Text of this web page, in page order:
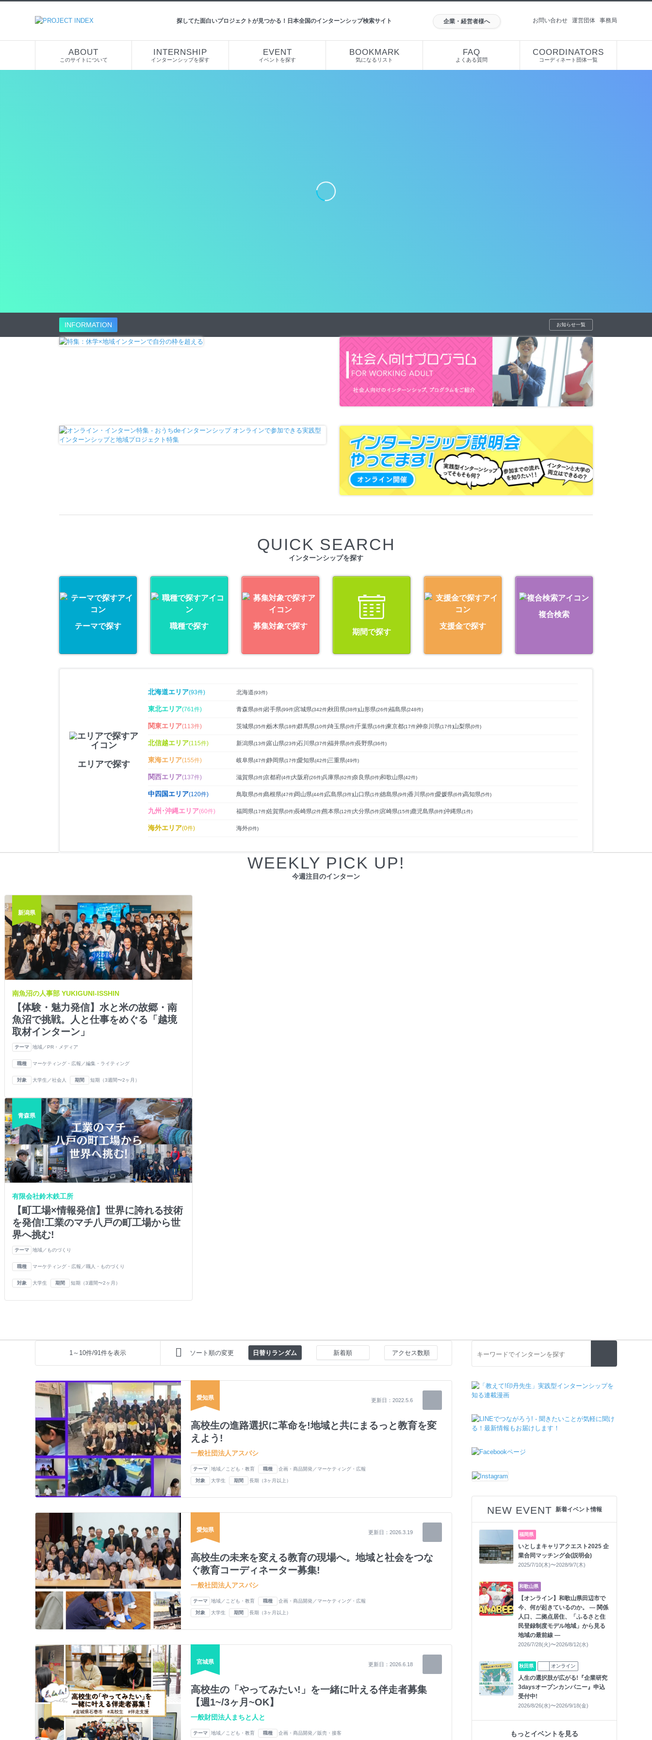
探してた面白いプロジェクトが見つかる！日本全国のインターンシップ検索サイト お問い合わせ 運営団体 事務局
企業・経営者様へ
ABOUT
このサイトについて
INTERNSHIP
インターンシップを探す
EVENT
イベントを探す
BOOKMARK
気になるリスト
FAQ
よくある質問
COORDINATORS
コーディネート団体一覧
INFORMATION お知らせ一覧
QUICK SEARCH
インターンシップを探す
テーマで探す 職種で探す 募集対象で探す
期間で探す
支援金で探す
複合検索
エリアで探す
北海道エリア(93件) 北海道(93件)
東北エリア(761件) 青森県(8件)岩手県(99件)宮城県(342件)秋田県(38件)山形県(26件)福島県(248件)
関東エリア(113件) 茨城県(35件)栃木県(18件)群馬県(10件)埼玉県(0件)千葉県(16件)東京都(17件)神奈川県(17件)山梨県(0件)
北信越エリア(115件) 新潟県(13件)富山県(23件)石川県(37件)福井県(6件)長野県(36件)
東海エリア(155件) 岐阜県(47件)静岡県(17件)愛知県(42件)三重県(49件)
関西エリア(137件) 滋賀県(3件)京都府(4件)大阪府(26件)兵庫県(62件)奈良県(0件)和歌山県(42件)
中四国エリア(120件) 鳥取県(5件)島根県(47件)岡山県(44件)広島県(3件)山口県(1件)徳島県(9件)香川県(0件)愛媛県(6件)高知県(5件)
九州･沖縄エリア(60件) 福岡県(17件)佐賀県(0件)長崎県(2件)熊本県(12件)大分県(5件)宮崎県(15件)鹿児島県(8件)沖縄県(1件)
海外エリア(0件) 海外(0件)
WEEKLY PICK UP!
今週注目のインターン
新潟県
南魚沼の人事部 YUKIGUNI-ISSHIN
【体験・魅力発信】水と米の故郷・南
魚沼で挑戦。人と仕事をめぐる「越境
取材インターン」
テーマ 地域／PR・メディア
職種 マーケティング・広報／編集・ライティング
対象 大学生／社会人 期間 短期（3週間〜2ヶ月）
青森県
有限会社鈴木鉄工所
【町工場×情報発信】世界に誇れる技術
を発信!工業のマチ八戸の町工場から世
界へ挑む!
テーマ 地域／ものづくり
職種 マーケティング・広報／職人・ものづくり
対象 大学生 期間 短期（3週間〜2ヶ月）
1～10件/91件を表示 ソート順の変更 日替りランダム 新着順 アクセス数順
愛知県
高校生の進路選択に革命を!地域と共にまるっと教育を変
えよう!
一般社団法人アスバシ
テーマ 地域／こども・教育 職種 企画・商品開発／マーケティング・広報
対象 大学生 期間 長期（3ヶ月以上）
更新日： 2022.5.6
愛知県
高校生の未来を変える教育の現場へ。地域と社会をつな
ぐ教育コーディネーター募集!
一般社団法人アスバシ
テーマ 地域／こども・教育 職種 企画・商品開発／マーケティング・広報
対象 大学生 期間 長期（3ヶ月以上）
更新日： 2026.3.19
宮城県
高校生の「やってみたい!」を一緒に叶える伴走者募集
【週1~/3ヶ月~OK】
一般財団法人まちと人と
テーマ 地域／こども・教育 職種 企画・商品開発／販売・接客
更新日： 2026.6.18
NEW EVENT 新着イベント情報
福岡県
いとしまキャリアクエスト2025 企
業合同マッチング会(説明会)
2025/7/10(木)〜2028/9/7(木)
和歌山県
【オンライン】和歌山県田辺市で
今、何が起きているのか。 ― 関係
人口、二拠点居住、「ふるさと住
民登録制度モデル地域」から見る
地域の最前線 ―
2026/7/28(火)〜2026/8/12(水)
秋田県 オンライン
人生の選択肢が広がる!『企業研究
3daysオープンカンパニー』申込
受付中!
2026/8/26(水)〜2026/9/18(金)
もっとイベントを見る